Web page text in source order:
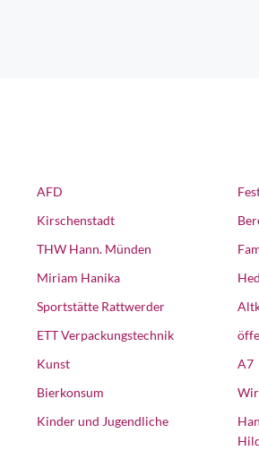
AFD
Kirschenstadt
THW Hann. Münden
Miriam Hanika
Sportstätte Rattwerder
ETT Verpackungstechnik
Kunst
Bierkonsum
Kinder und Jugendliche
A7